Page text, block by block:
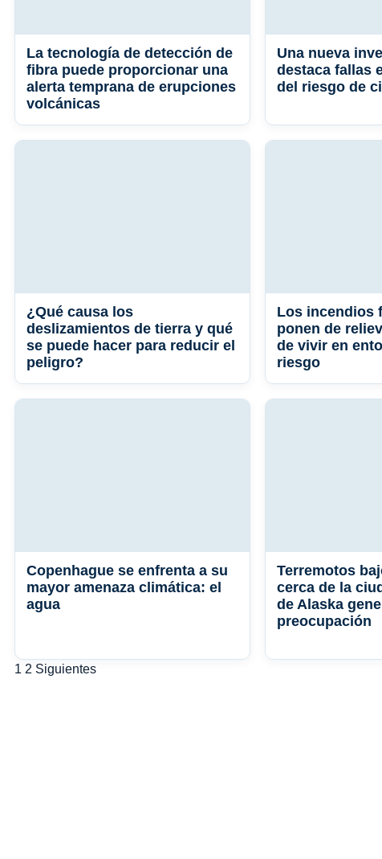
La tecnología de detección de
fibra puede proporcionar una
alerta temprana de erupciones
volcánicas
Una nueva
destaca fallas
del riesgo de
¿Qué causa los
deslizamientos de tierra y qué
se puede hacer para reducir el
peligro?
Los incendios
ponen de
de vivir en
riesgo
Copenhague se enfrenta a su
mayor amenaza climática: el
agua
Terremotos
cerca de la
de Alaska
preocupación
Paginación
1 2 Siguientes